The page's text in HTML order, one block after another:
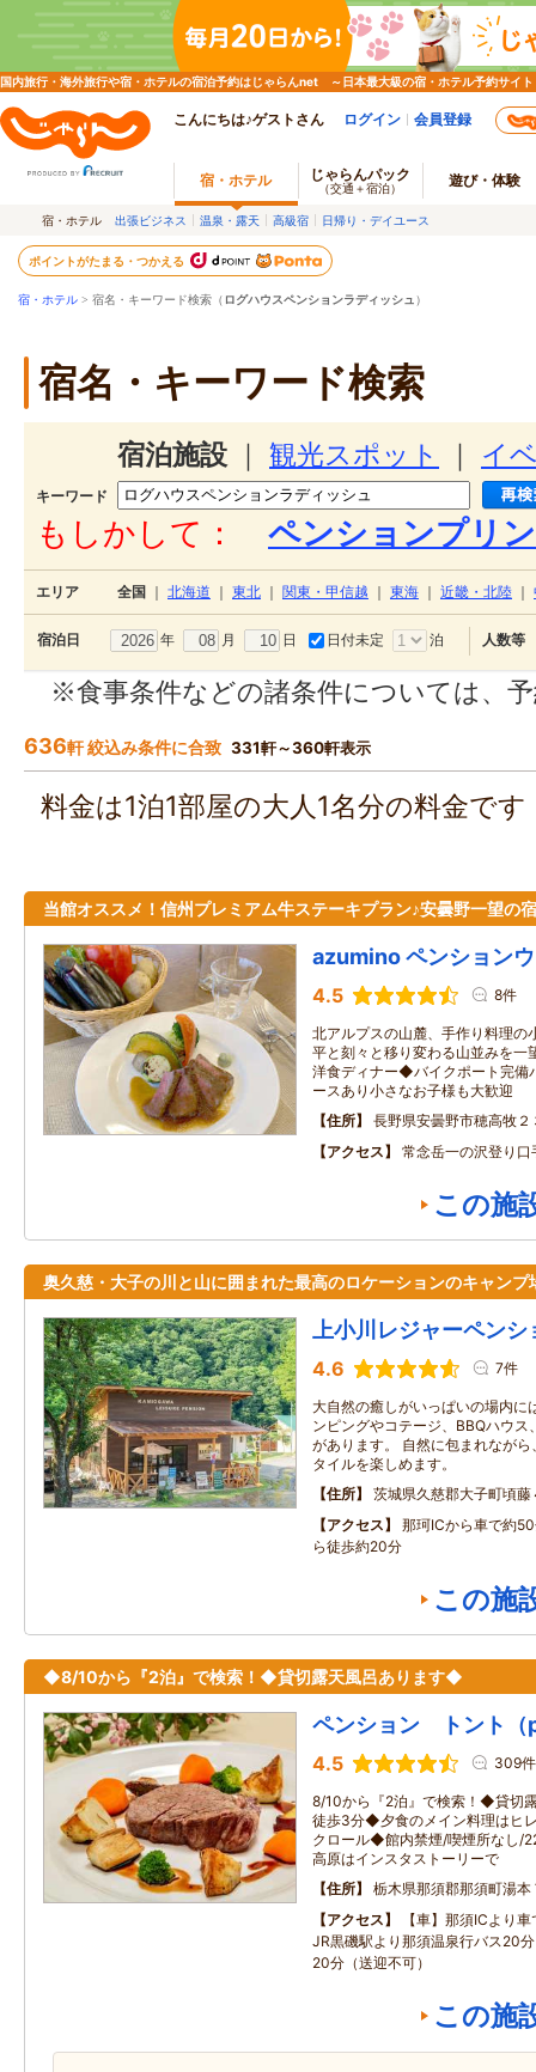
国内旅行・海外旅行や宿・ホテルの宿泊予約はじゃらんnet ～日本最大級の宿・ホテル予約サイト
こんにちは♪ゲストさん ログイン 会員登録
宿・ホテル じゃらんパック
（交通＋宿泊） 遊び・体験
宿・ホテル 出張ビジネス 温泉・露天 高級宿 日帰り・デイユース
ポイントがたまる・つかえる
宿・ホテル > 宿名・キーワード検索（ ログハウスペンションラディッシュ ）
宿名・キーワード検索
宿泊施設 観光スポット イ
キーワード
もしかして： ペンションプリ
エリア 全国 北海道 東北 関東・甲信越 東海 近畿・北陸
宿泊日 年 月 日 日付未定 泊 人数等
※食事条件などの諸条件については、
636軒 絞込み条件に合致 331軒～360軒表示
料金は1泊1部屋の大人1名分の料金で
当館オススメ！信州プレミアム牛ステーキプラン♪安曇野一望の宿
azumino ペンション
4.5 8件
北アルプスの山麓、手作り料理
平と刻々と移り変わる山並みを
洋食ディナー◆バイクポート完
ースあり小さなお子様も大歓迎
住所
長野県安曇野市穂高牧２
アクセス
常念岳一の沢登り口
この施
奥久慈・大子の川と山に囲まれた最高のロケーションのキャンプ
上小川レジャーペンシ
4.6 7件
大自然の癒しがいっぱいの場内に
ンピングやコテージ、BBQハウ
があります。 自然に包まれなが
タイルを楽しめます。
住所
茨城県久慈郡大子町頃藤
アクセス
那珂ICから車で約
ら徒歩約20分
この施
◆8/10から『2泊』で検索！◆貸切露天風呂あります◆
ペンション トント
4.5 309件
8/10から『2泊』で検索！◆貸切
徒歩3分◆夕食のメイン料理はヒ
クロール◆館内禁煙/喫煙所なし/
高原はインスタストーリーで
住所
栃木県那須郡那須町湯本
アクセス
【車】那須ICより
JR黒磯駅より那須温泉行バス20
20分（送迎不可）
この施